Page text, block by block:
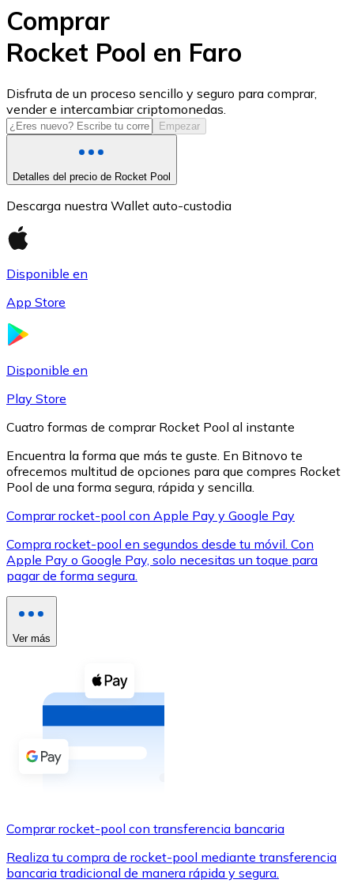
USD Coin
USDC
XRP
XRP
Ver todo
Compra criptomonedas con efectivo en tu tienda más
Comprar con efectivo
Transferencia SEPA
Utiliza tarjetas Visa y Mastercard para comprar
Comprar
Rocket Pool en Faro
Disfruta de un proceso sencillo y seguro para comprar,
vender e intercambiar criptomonedas.
Empezar
Detalles del precio de Rocket Pool
Descarga nuestra Wallet auto-custodia
Disponible en
App Store
Disponible en
Play Store
Cuatro formas de comprar Rocket Pool al instante
Encuentra la forma que más te guste. En Bitnovo te
ofrecemos multitud de opciones para que compres Rocket
Pool de una forma segura, rápida y sencilla.
Comprar rocket-pool con Apple Pay y Google Pay
Compra rocket-pool en segundos desde tu móvil. Con
Apple Pay o Google Pay, solo necesitas un toque para
pagar de forma segura.
Ver más
Comprar rocket-pool con transferencia bancaria
Realiza tu compra de rocket-pool mediante transferencia
bancaria tradicional de manera rápida y segura.